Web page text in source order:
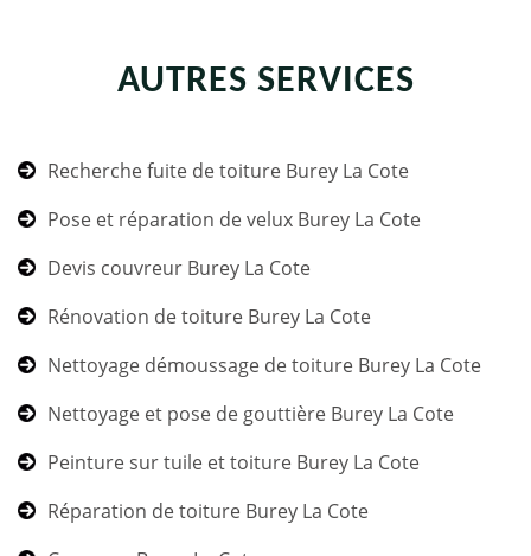
AUTRES SERVICES
Recherche fuite de toiture Burey La Cote
Pose et réparation de velux Burey La Cote
Devis couvreur Burey La Cote
Rénovation de toiture Burey La Cote
Nettoyage démoussage de toiture Burey La Cote
Nettoyage et pose de gouttière Burey La Cote
Peinture sur tuile et toiture Burey La Cote
Réparation de toiture Burey La Cote